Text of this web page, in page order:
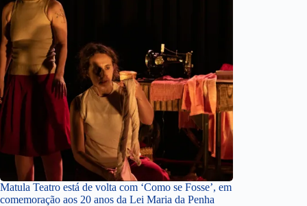
Matula Teatro está de volta com ‘Como se Fosse’, em
comemoração aos 20 anos da Lei Maria da Penha